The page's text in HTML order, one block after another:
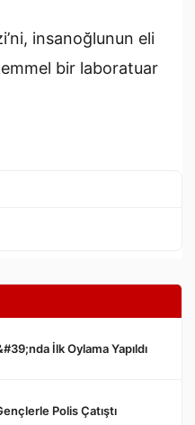
insanoğlunun eli
bir laboratuar
İlk Oylama Yapıldı
Polis Çatıştı